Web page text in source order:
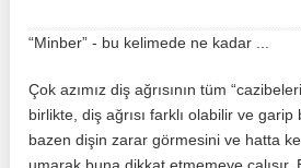
“Minber” - bu kelimede ne kadar ...
Çok azımız diş ağrısının tüm
birlikte, diş ağrısı farklı olabilir ve
bazen dişin zarar görmesini ve hatta